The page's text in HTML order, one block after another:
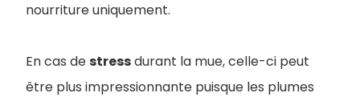
nourriture uniquement.
En cas destressdurant la mue, celle-ci peut
être plus impressionnante puisque les plumes